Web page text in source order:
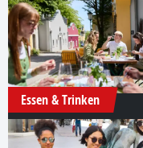
Essen & Trinken